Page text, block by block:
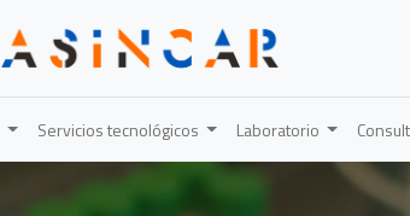
Servicios tecnológicos Laboratorio